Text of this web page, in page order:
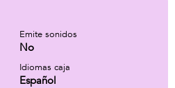
Emite sonidos
No
Idiomas caja
Español